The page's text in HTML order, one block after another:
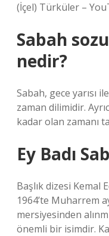
(İçel) Türküler –
Sabah
nedir?
Sabah, gece yarısı
zaman dilimidir.
kadar olan zamanı
Ey Badı
Başlık dizesi Kemal
1964’te Muharrem
mersiyesinden
önemli bir isimdir.